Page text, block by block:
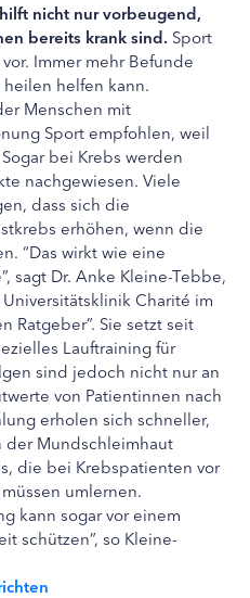
nicht nur vorbeugend,
bereits krank sind. Sport
Immer mehr Befunde
helfen kann.
Menschen mit
Sport empfohlen, weil
bei Krebs werden
nachgewiesen. Viele
dass sich die
erhöhen, wenn die
“Das wirkt wie eine
sagt Dr. Anke Kleine-Tebbe,
Charité im
Ratgeber”. Sie setzt seit
Lauftraining für
sind jedoch nicht nur an
von Patientinnen nach
erholen sich schneller,
Mundschleimhaut
die bei Krebspatienten vor
umlernen.
kann sogar vor einem
schützen”, so Kleine-